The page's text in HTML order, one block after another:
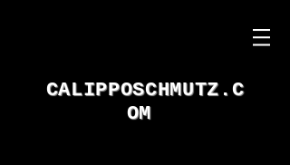
CALIPPOSCHMUTZ.C
OM